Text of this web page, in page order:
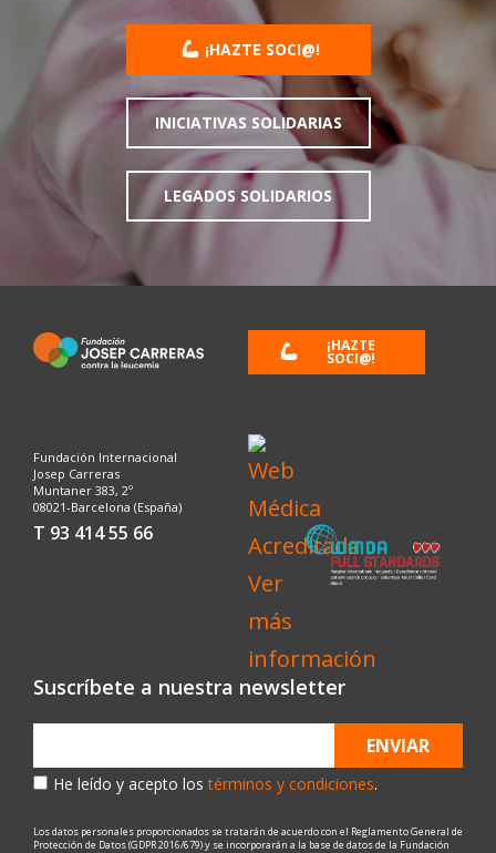
¡HAZTE SOCI@!
INICIATIVAS SOLIDARIAS
LEGADOS SOLIDARIOS
Fundación Internacional
Josep Carreras
Muntaner 383, 2º
08021-Barcelona (España)
T 93 414 55 66
¡HAZTE
SOCI@!
Suscríbete a nuestra newsletter
He leído y acepto lostérminos y condiciones.
ENVIAR
Los datos personales proporcionados se tratarán de acuerdo con el Reglamento General de
Protección de Datos (GDPR 2016/679) y se incorporarán a la base de datos de la Fundación